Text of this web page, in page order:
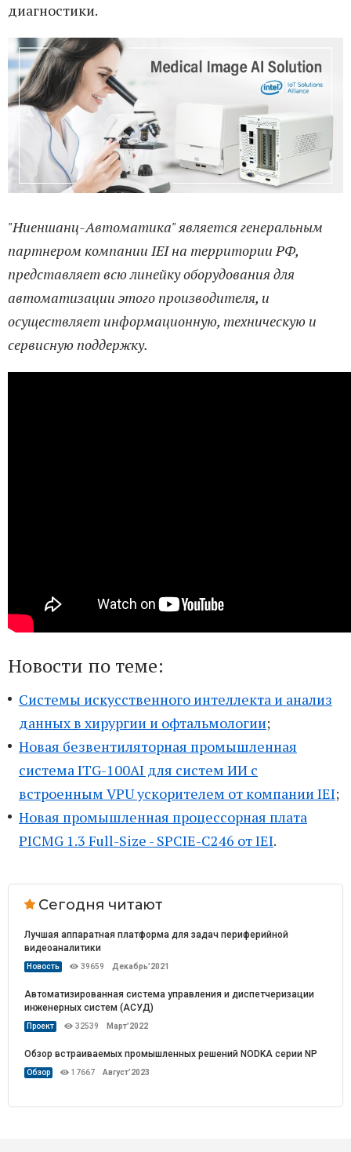
диагностики.
"Ниеншанц-Автоматика" является генеральным
партнером компании IEI на территории РФ,
представляет всю линейку оборудования для
автоматизации этого производителя, и
осуществляет информационную, техническую и
сервисную поддержку.
Новости по теме:
Системы искусственного интеллекта и анализ
данных в хирургии и офтальмологии;
Новая безвентиляторная промышленная
система ITG-100AI для систем ИИ с
встроенным VPU ускорителем от компании IEI;
Новая промышленная процессорная плата
PICMG 1.3 Full-Size - SPCIE-C246 от IEI.
Сегодня читают
Лучшая аппаратная платформа для задач периферийной
видеоаналитики
Новость 39659 Декабрь’2021
Автоматизированная система управления и диспетчеризации
инженерных систем (АСУД)
Проект 32539 Март’2022
Обзор встраиваемых промышленных решений NODKA серии NP
Обзор 17667 Август’2023